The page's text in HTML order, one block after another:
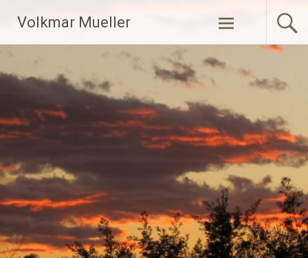
Inhalt
springen
Volkmar Mueller